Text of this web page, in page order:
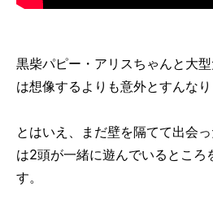
黒柴パピー・アリスちゃんと大
は想像するよりも意外とすんなり
とはいえ、まだ壁を隔てて出会
は2頭が一緒に遊んでいるところ
す。